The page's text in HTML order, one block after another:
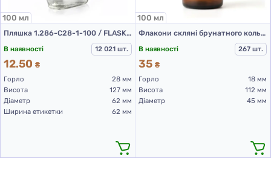
100 мл
Пляшка 1.286-С28-1-100 / FLASK (скляна пляшка 100 мл)
В наявності
12 021 шт.
12.50 ₴
Горло
28 мм
Висота
127 мм
Діаметр
62 мм
Ширина етикетки
62 мм
100 мл
Флакони скляні брунатного кольору з гвинтовою горловиною 100 мл, DIN 18, для Л-З (скляні флакони 100 мл)
В наявності
267 шт.
35 ₴
Горло
18 мм
Висота
112 мм
Діаметр
45 мм